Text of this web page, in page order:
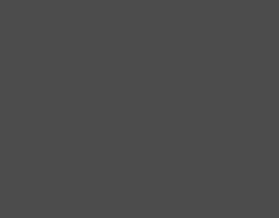
ごはんを入れるかで迷っていたけれど、いざ開
）」といいます。